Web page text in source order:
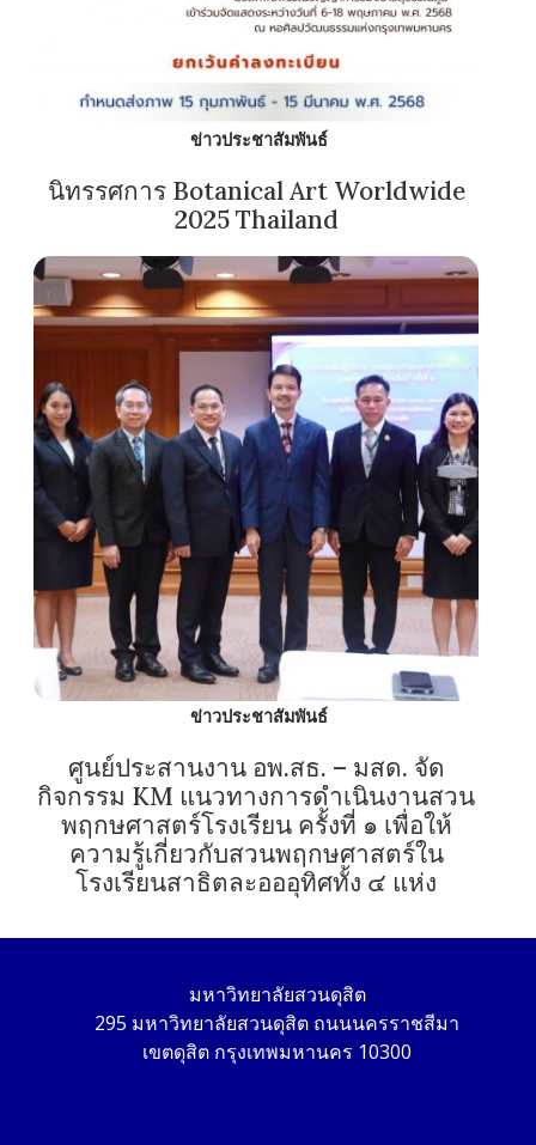
ข่าวประชาสัมพันธ์
นิทรรศการ Botanical Art Worldwide
2025 Thailand
ข่าวประชาสัมพันธ์
ศูนย์ประสานงาน อพ.สธ. – มสด. จัด
กิจกรรม KM แนวทางการดำเนินงานสวน
พฤกษศาสตร์โรงเรียน ครั้งที่ ๑ เพื่อให้
ความรู้เกี่ยวกับสวนพฤกษศาสตร์ใน
โรงเรียนสาธิตละอออุทิศทั้ง ๔ แห่ง
มหาวิทยาลัยสวนดุสิต
295 มหาวิทยาลัยสวนดุสิต ถนนนครราชสีมา
เขตดุสิต กรุงเทพมหานคร 10300